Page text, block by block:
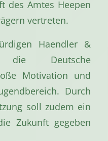
des Amtes Heepen
vertreten.
Haendler &
die Deutsche
Motivation und
Durch
soll zudem ein
Zukunft gegeben